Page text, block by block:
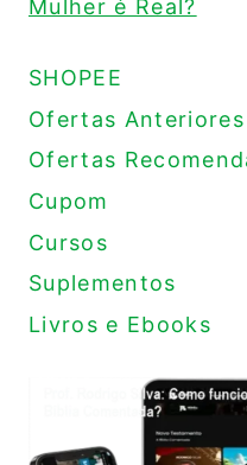
Mulher é Real?
SHOPEE
Ofertas Anteriores
Ofertas
Cupom
Cursos
Suplementos
Livros e Ebooks